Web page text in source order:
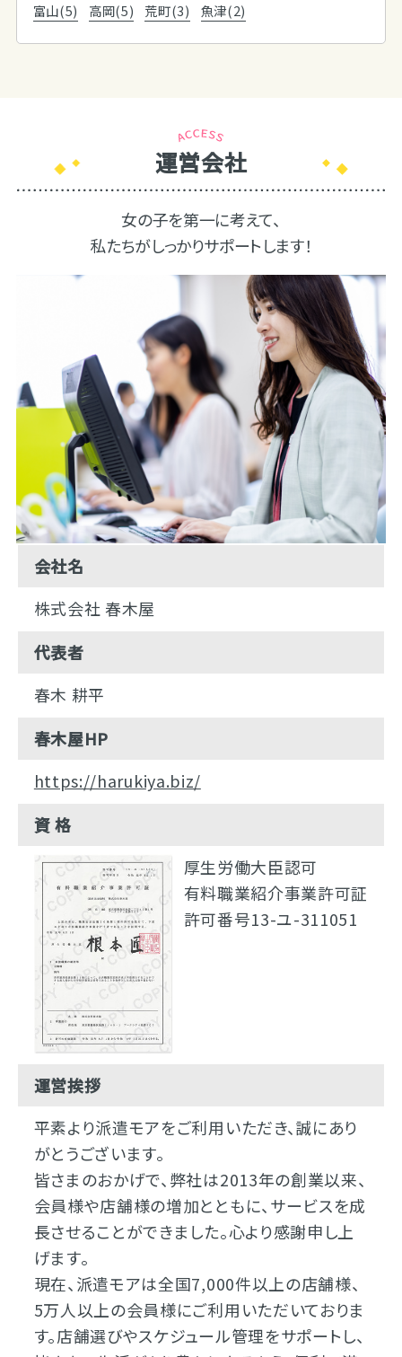
富山(5) 高岡(5) 荒町(3) 魚津(2)
運営会社
女の子を第一に考えて、
私たちがしっかりサポートします！
会社名
株式会社 春木屋
代表者
春木 耕平
春木屋HP
https://harukiya.biz/
資 格
厚生労働大臣認可
有料職業紹介事業許可証
許可番号13-ユ-311051
運営挨拶
平素より派遣モアをご利用いただき、誠にあり
がとうございます。
皆さまのおかげで、弊社は2013年の創業以来、
会員様や店舗様の増加とともに、サービスを成
長させることができました。心より感謝申し上
げます。
現在、派遣モアは全国7,000件以上の店舗様、
5万人以上の会員様にご利用いただいておりま
す。店舗選びやスケジュール管理をサポートし、